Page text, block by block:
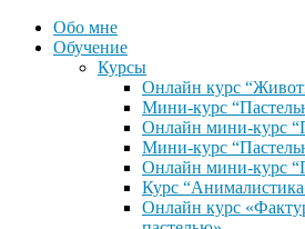
Обо мне
Обучение
Курсы
Онлайн курс
Мини-курс
Онлайн мини-курс
Мини-курс
Онлайн мини-курс
Курс
Онлайн курс